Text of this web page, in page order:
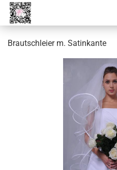
Brautschleier m. Satinkante